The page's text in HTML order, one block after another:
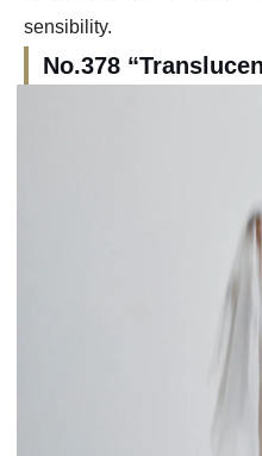
sensibility.
No.378